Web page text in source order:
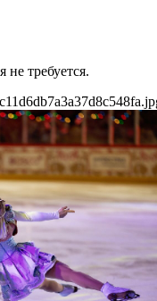
не требуется.